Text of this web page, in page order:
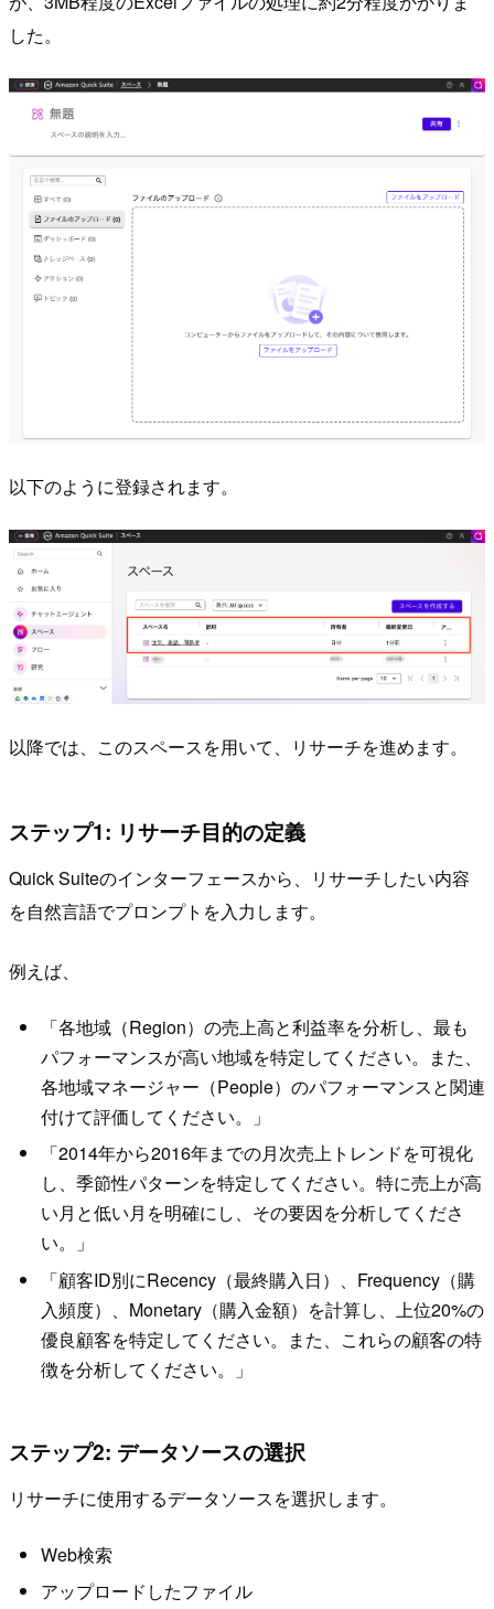
した。
以下のように登録されます。
以降では、このスペースを用いて、リサーチを進めます。
ステップ1: リサーチ目的の定義
Quick Suiteのインターフェースから、リサーチしたい内容
を自然言語でプロンプトを入力します。
例えば、
「各地域（Region）の売上高と利益率を分析し、最も
パフォーマンスが高い地域を特定してください。また、
各地域マネージャー（People）のパフォーマンスと関連
付けて評価してください。」
「2014年から2016年までの月次売上トレンドを可視化
し、季節性パターンを特定してください。特に売上が高
い月と低い月を明確にし、その要因を分析してくださ
い。」
「顧客ID別にRecency（最終購入日）、Frequency（購
入頻度）、Monetary（購入金額）を計算し、上位20%の
優良顧客を特定してください。また、これらの顧客の特
徴を分析してください。」
ステップ2: データソースの選択
リサーチに使用するデータソースを選択します。
Web検索
アップロードしたファイル